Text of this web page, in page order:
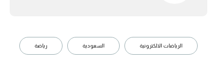
الرياضات الالكترونية السعودية رياضة